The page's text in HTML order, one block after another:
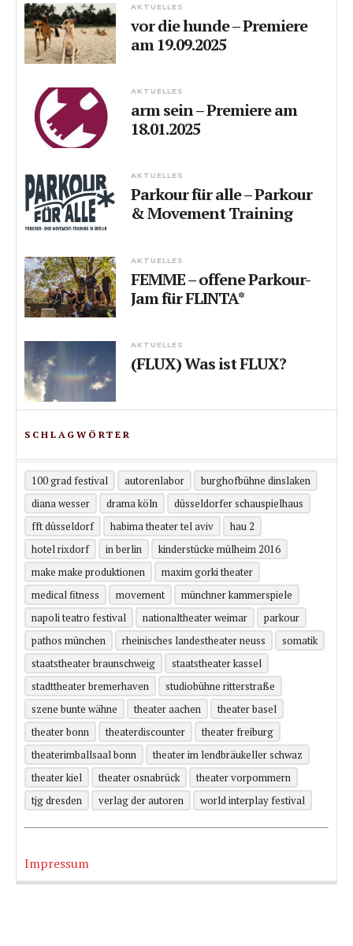
AKTUELLES
vor die hunde – Premiere
am 19.09.2025
AKTUELLES
arm sein – Premiere am
18.01.2025
AKTUELLES
Parkour für alle – Parkour
& Movement Training
AKTUELLES
FEMME – offene Parkour-
Jam für FLINTA*
AKTUELLES
(FLUX) Was ist FLUX?
SCHLAGWÖRTER
100 grad festival autorenlabor
burghofbühne dinslaken
diana wesser
drama köln
düsseldorfer schauspielhaus
fft düsseldorf
habima theater tel aviv
hau 2
hotel rixdorf
in berlin
kinderstücke mülheim 2016
make make produktionen
maxim gorki theater
medical fitness
movement
münchner kammerspiele
napoli teatro festival
nationaltheater weimar
parkour
pathos münchen
rheinisches landestheater neuss
somatik
staatstheater braunschweig
staatstheater kassel
stadttheater bremerhaven
studiobühne ritterstraße
szene bunte wähne
theater aachen
theater basel
theater bonn
theaterdiscounter
theater freiburg
theaterimballsaal bonn
theater im lendbräukeller schwaz
theater kiel
theater osnabrück
theater vorpommern
tjg dresden
verlag der autoren world interplay festival
Impressum